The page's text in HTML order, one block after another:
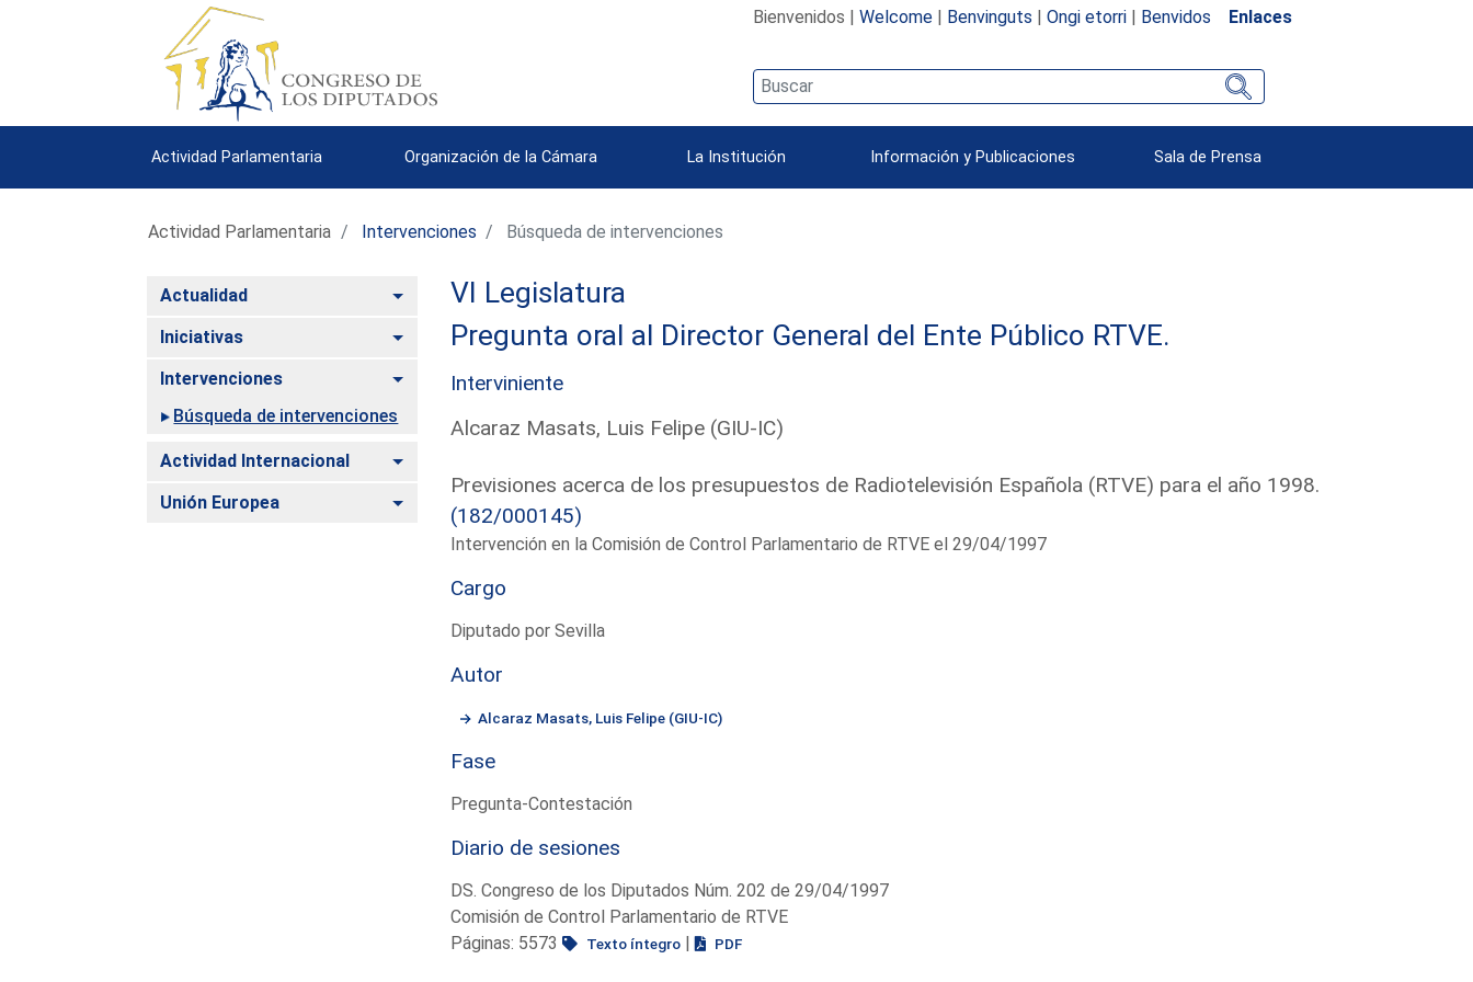
Bienvenidos | Welcome| Benvinguts | Ongi etorri| Benvidos Enlaces
Actividad Parlamentaria Organización de la Cámara La Institución Información y Publicaciones Sala de Prensa
Actividad Parlamentaria Intervenciones Búsqueda de intervenciones
Actualidad Alternar
Iniciativas Alternar
Intervenciones
Alternar
Búsqueda de intervenciones
Actividad Internacional Alternar
Unión Europea Alternar
VI Legislatura
Pregunta oral al Director General del Ente Público RTVE.
Interviniente
Alcaraz Masats, Luis Felipe (GIU-IC)
Previsiones acerca de los presupuestos de Radiotelevisión Española (RTVE) para el año 1998.
(182/000145)
Intervención en la Comisión de Control Parlamentario de RTVE el 29/04/1997
Cargo
Diputado por Sevilla
Autor
Alcaraz Masats, Luis Felipe (GIU-IC)
Fase
Pregunta-Contestación
Diario de sesiones
DS. Congreso de los Diputados Núm. 202 de 29/04/1997
Comisión de Control Parlamentario de RTVE
Páginas: 5573
Texto íntegro| PDF